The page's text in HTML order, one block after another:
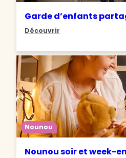
Garde d’enfants
Découvrir
Nounou
Nounou soir et week-